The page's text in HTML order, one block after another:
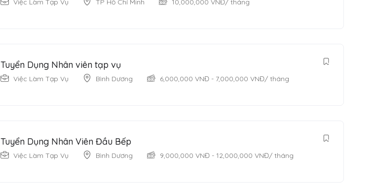
Việc Làm Tạp Vụ TP Hồ Chí Minh 10,000,000 VNĐ/ tháng
Tuyển Dụng Nhân viên tạp vụ
Việc Làm Tạp Vụ Bình Dương 6,000,000 VNĐ - 7,000,000 VNĐ/ tháng
Tuyển Dụng Nhân Viên Đầu Bếp
Việc Làm Tạp Vụ Bình Dương 9,000,000 VNĐ - 12,000,000 VNĐ/ tháng